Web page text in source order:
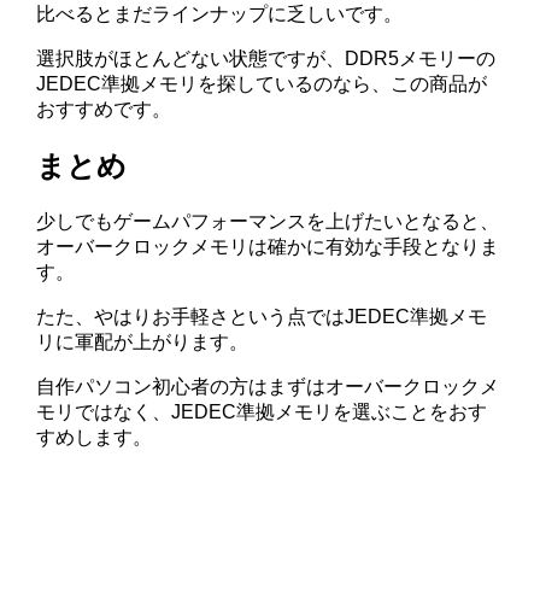
比べるとまだラインナップに乏しいです。
選択肢がほとんどない状態ですが、DDR5メモリーの
JEDEC準拠メモリを探しているのなら、この商品が
おすすめです。
まとめ
少しでもゲームパフォーマンスを上げたいとなると、
オーバークロックメモリは確かに有効な手段となりま
す。
たた、やはりお手軽さという点ではJEDEC準拠メモ
リに軍配が上がります。
自作パソコン初心者の方はまずはオーバークロックメ
モリではなく、JEDEC準拠メモリを選ぶことをおす
すめします。